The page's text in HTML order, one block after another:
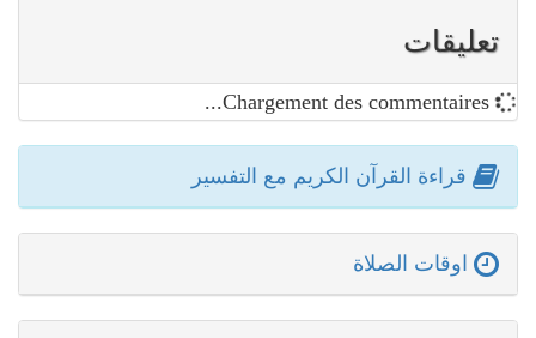
تعليقات
Chargement des commentaires...
قراءة القرآن الكريم مع التفسير
اوقات الصلاة